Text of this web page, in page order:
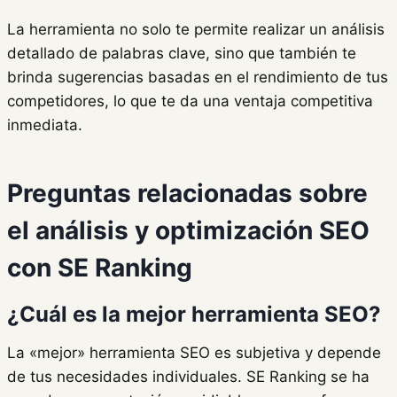
La herramienta no solo te permite realizar un análisis
detallado de palabras clave, sino que también te
brinda sugerencias basadas en el rendimiento de tus
competidores, lo que te da una ventaja competitiva
inmediata.
Preguntas relacionadas sobre
el análisis y optimización SEO
con SE Ranking
¿Cuál es la mejor herramienta SEO?
La «mejor» herramienta SEO es subjetiva y depende
de tus necesidades individuales. SE Ranking se ha